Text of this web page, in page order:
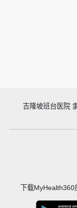
由流感
手足口
登革热
由肠道
肝炎，
口腔和
引起的
病毒性
毒引起
由A组链
结核病
吉隆坡班台医院
下载